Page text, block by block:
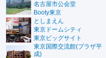
名古屋市公会堂
Booty東京
としまえん
東京ドームシティ
東京ビッグサイト
東京国際交流館(プラザ平
成)